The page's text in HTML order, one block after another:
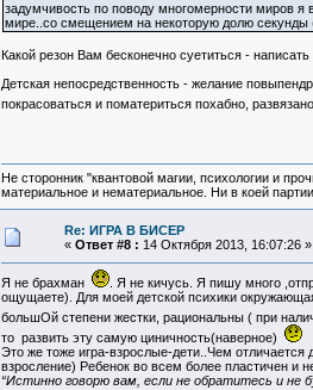
задумчивость по поводу многомерности миров
мире..со смещением на некоторую долю секунды
Какой резон Вам бесконечно суетиться -
Детская непосредственность - желание
покрасоваться и поматериться похабно,
Не сторонник "квантовой магии, психологии и
материальное и нематериальное. Ни в коей
Re: ИГРА В БИСЕР
« Ответ #8 : 14 Октября 2013, 16:07:26 »
Я не брахман
. Я не кичусь. Я пишу много
ощущаете). Для моей детской психики
большОй степени жестки, рациональны ( при
то развить эту самую циничность(наверное)
Это же тоже игра-взрослые-дети..Чем отличается
взросление) Ребенок во всем более пластичен и
“Истинно говорю вам, если не обратитесь и